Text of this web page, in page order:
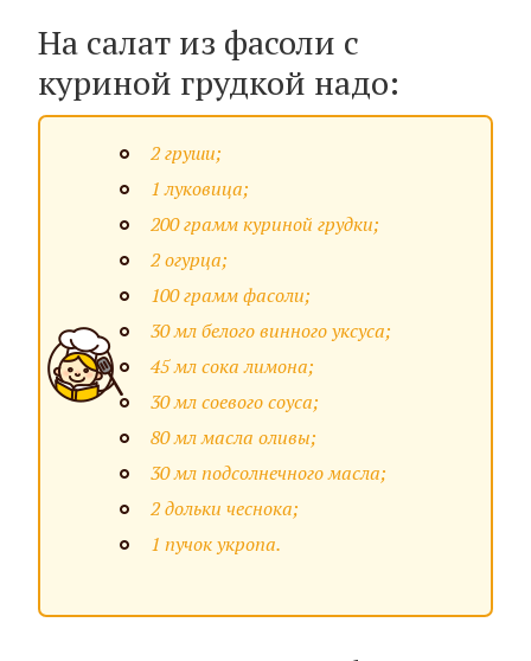
На салат из фасоли с
куриной грудкой надо:
2 груши;
1 луковица;
200 грамм куриной грудки;
2 огурца;
100 грамм фасоли;
30 мл белого винного уксуса;
45 мл сока лимона;
30 мл соевого соуса;
80 мл масла оливы;
30 мл подсолнечного масла;
2 дольки чеснока;
1 пучок укропа.